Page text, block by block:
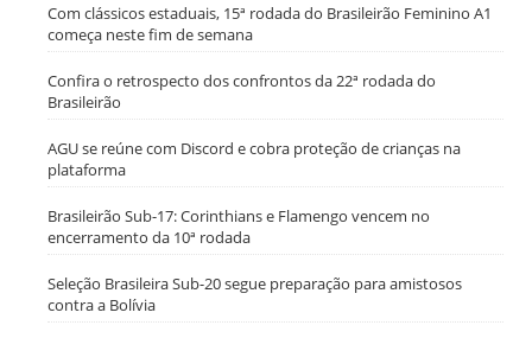
Com clássicos estaduais, 15ª rodada do Brasileirão Feminino A1
começa neste fim de semana
Confira o retrospecto dos confrontos da 22ª rodada do
Brasileirão
AGU se reúne com Discord e cobra proteção de crianças na
plataforma
Brasileirão Sub-17: Corinthians e Flamengo vencem no
encerramento da 10ª rodada
Seleção Brasileira Sub-20 segue preparação para amistosos
contra a Bolívia